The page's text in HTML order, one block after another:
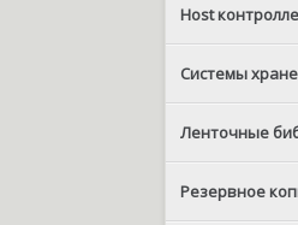
Host
Системы
Ленточные
Резервное